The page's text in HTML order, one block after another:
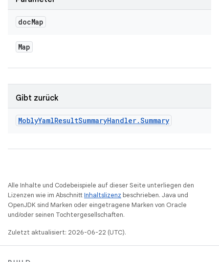
docMap
Map
Gibt zurück
MoblyYamlResultSummaryHandler.Summary
Alle Inhalte und Codebeispiele auf dieser Seite unterliegen den
Lizenzen wie im AbschnittInhaltslizenz beschrieben. Java und
OpenJDK sind Marken oder eingetragene Marken von Oracle
und/oder seinen Tochtergesellschaften.
Zuletzt aktualisiert: 2026-06-22 (UTC).